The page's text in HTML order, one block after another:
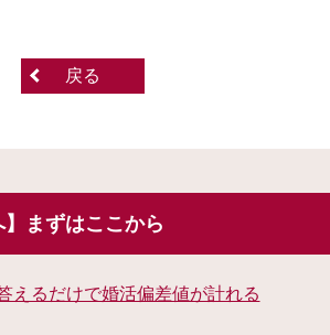
戻る
】まずはここから
えるだけで婚活偏差値が計れる